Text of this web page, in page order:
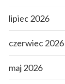
lipiec 2026
czerwiec 2026
maj 2026